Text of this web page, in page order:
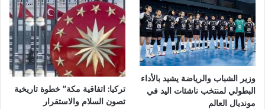
وزير الشباب والرياضة يشيد بالأداء
البطولي لمنتخب ناشئات اليد في
مونديال العالم
تركيا: اتفاقية مكة” خطوة تاريخية
تصون السلام والاستقرار